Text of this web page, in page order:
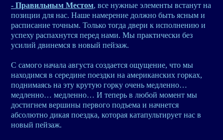
- Правильным Местом, все нужные элементы встанут на
позиции для нас. Наше намерение должно быть ясным и
расписание точным. Только тогда двери к исполнению и
успеху распахнутся перед нами. Мы практически без
усилий двинемся в новый пейзаж.
С самого начала августа создается ощущение, что мы
находимся в середине поездки на американских горках,
поднимаясь на эту крутую горку очень медленно…
медленно… медленно… И теперь в любой момент мы
достигнем вершины первого подъема и начнется
абсолютно дикая поездка, которая катапультирует нас в
новый пейзаж.